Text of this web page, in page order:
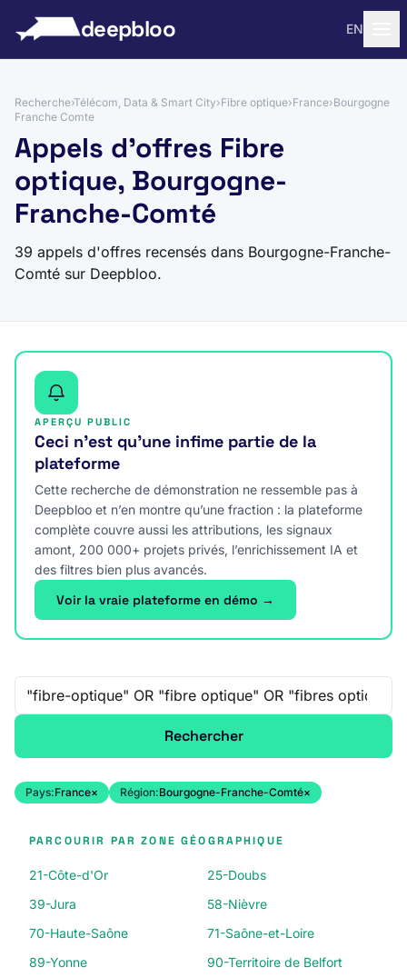
deepbloo EN
Recherche›Télécom, Data & Smart City›Fibre optique›France›Bourgogne
Franche Comte
Appels d'offres Fibre
optique, Bourgogne-
Franche-Comté
39 appels d'offres recensés dans Bourgogne-Franche-
Comté sur Deepbloo.
APERÇU PUBLIC
Ceci n’est qu’une infime partie de la
plateforme
Cette recherche de démonstration ne ressemble pas à
Deepbloo et n’en montre qu’une fraction : la plateforme
complète couvre aussi les attributions, les signaux
amont, 200 000+ projets privés, l’enrichissement IA et
des filtres bien plus avancés.
Voir la vraie plateforme en démo →
Recherche libre
Rechercher
Pays:France× Région:Bourgogne-Franche-Comté×
PARCOURIR PAR ZONE GÉOGRAPHIQUE
21-Côte-d'Or
25-Doubs
39-Jura
58-Nièvre
70-Haute-Saône
71-Saône-et-Loire
89-Yonne
90-Territoire de Belfort